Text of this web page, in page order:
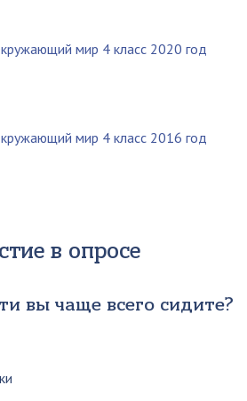
мир 4 класс 2020 год
мир 4 класс 2016 год
в опросе
вы чаще всего сидите?